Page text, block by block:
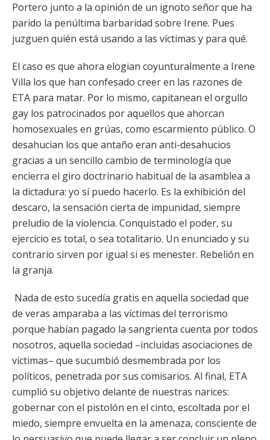
Portero junto a la opinión de un ignoto señor que ha
parido la penúltima barbaridad sobre Irene. Pues
juzguen quién está usando a las víctimas y para qué.
El caso es que ahora elogian coyunturalmente a Irene
Villa los que han confesado creer en las razones de
ETA para matar. Por lo mismo, capitanean el orgullo
gay los patrocinados por aquellos que ahorcan
homosexuales en grúas, como escarmiento público. O
desahucian los que antaño eran anti-desahucios
gracias a un sencillo cambio de terminología que
encierra el giro doctrinario habitual de la asamblea a
la dictadura: yo sí puedo hacerlo. Es la exhibición del
descaro, la sensación cierta de impunidad, siempre
preludio de la violencia. Conquistado el poder, su
ejercicio es total, o sea totalitario. Un enunciado y su
contrario sirven por igual si es menester. Rebelión en
la granja.
Nada de esto sucedía gratis en aquella sociedad que
de veras amparaba a las víctimas del terrorismo
porque habían pagado la sangrienta cuenta por todos
nosotros, aquella sociedad –incluidas asociaciones de
víctimas– que sucumbió desmembrada por los
políticos, penetrada por sus comisarios. Al final, ETA
cumplió su objetivo delante de nuestras narices:
gobernar con el pistolón en el cinto, escoltada por el
miedo, siempre envuelta en la amenaza, consciente de